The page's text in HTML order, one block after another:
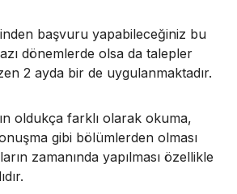
başvuru yapabileceğiniz bu
dönemlerde olsa da talepler
2 ayda bir de uygulanmaktadır.
oldukça farklı olarak okuma,
gibi bölümlerden olması
zamanında yapılması özellikle